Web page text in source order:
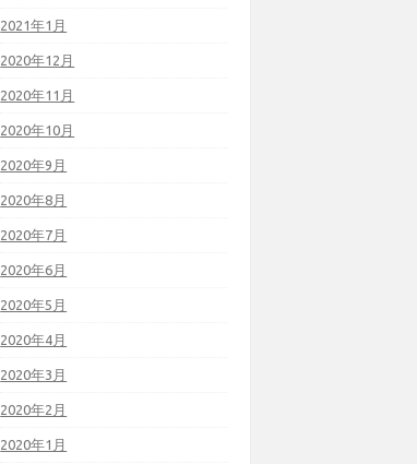
2021年1月
2020年12月
2020年11月
2020年10月
2020年9月
2020年8月
2020年7月
2020年6月
2020年5月
2020年4月
2020年3月
2020年2月
2020年1月